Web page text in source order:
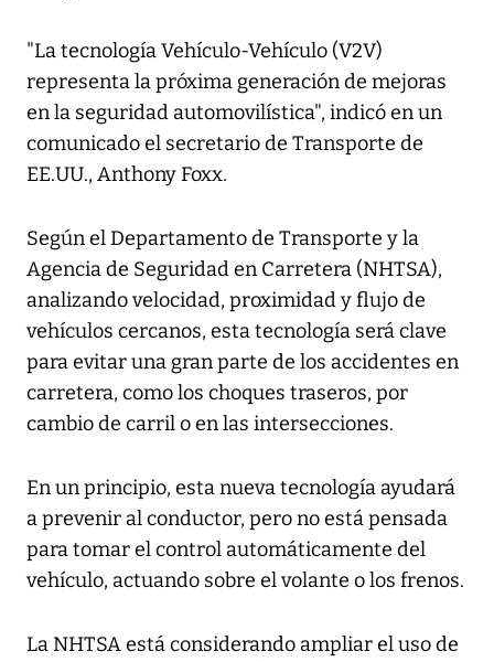
"La tecnología Vehículo-Vehículo (V2V)
representa la próxima generación de mejoras
en la seguridad automovilística", indicó en un
comunicado el secretario de Transporte de
EE.UU., Anthony Foxx.
Según el Departamento de Transporte y la
Agencia de Seguridad en Carretera (NHTSA),
analizando velocidad, proximidad y flujo de
vehículos cercanos, esta tecnología será clave
para evitar una gran parte de los accidentes en
carretera, como los choques traseros, por
cambio de carril o en las intersecciones.
En un principio, esta nueva tecnología ayudará
a prevenir al conductor, pero no está pensada
para tomar el control automáticamente del
vehículo, actuando sobre el volante o los frenos.
La NHTSA está considerando ampliar el uso de